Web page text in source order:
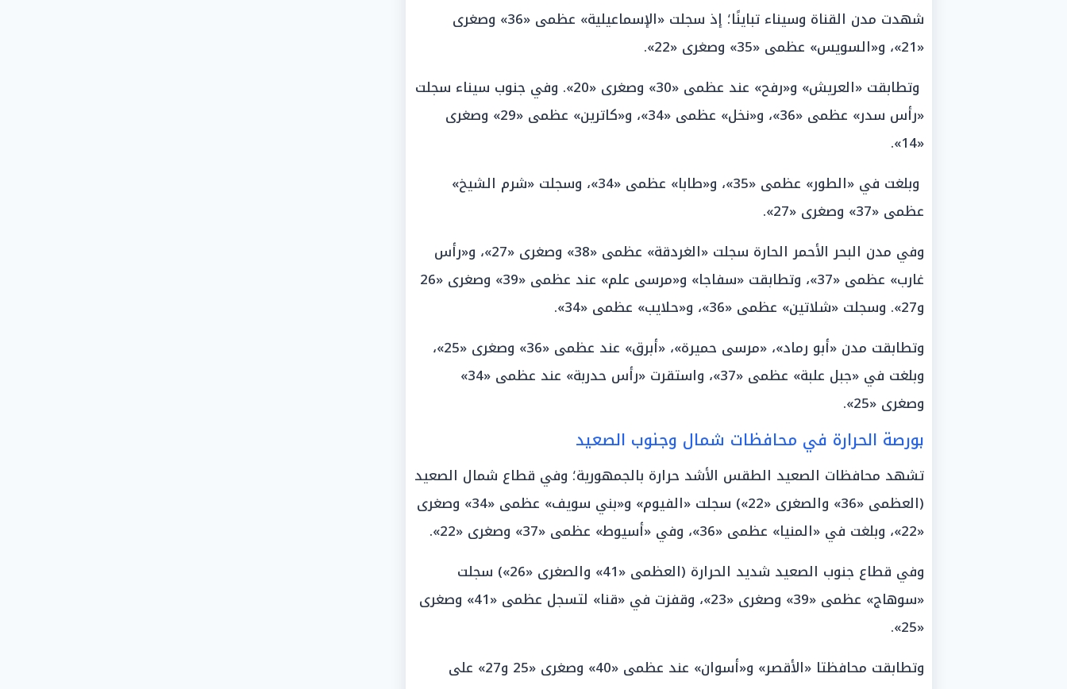
شهدت مدن القناة وسيناء تباينًا؛ إذ سجلت «الإسماعيلية» عظمى «36» وصغرى
«21»، و«السويس» عظمى «35» وصغرى «22».
وتطابقت «العريش» و«رفح» عند عظمى «30» وصغرى «20». وفي جنوب سيناء سجلت
«رأس سدر» عظمى «36»، و«نخل» عظمى «34»، و«كاترين» عظمى «29» وصغرى
«14».
وبلغت في «الطور» عظمى «35»، و«طابا» عظمى «34»، وسجلت «شرم الشيخ»
عظمى «37» وصغرى «27».
وفي مدن البحر الأحمر الحارة سجلت «الغردقة» عظمى «38» وصغرى «27»، و«رأس
غارب» عظمى «37»، وتطابقت «سفاجا» و«مرسى علم» عند عظمى «39» وصغرى «26
و27». وسجلت «شلاتين» عظمى «36»، و«حلايب» عظمى «34».
وتطابقت مدن «أبو رماد»، «مرسى حميرة»، «أبرق» عند عظمى «36» وصغرى «25»،
وبلغت في «جبل علبة» عظمى «37»، واستقرت «رأس حدربة» عند عظمى «34»
وصغرى «25».
بورصة الحرارة في محافظات شمال وجنوب الصعيد
تشهد محافظات الصعيد الطقس الأشد حرارة بالجمهورية؛ وفي قطاع شمال الصعيد
(العظمى «36» والصغرى «22») سجلت «الفيوم» و«بني سويف» عظمى «34» وصغرى
«22»، وبلغت في «المنيا» عظمى «36»، وفي «أسيوط» عظمى «37» وصغرى «22».
وفي قطاع جنوب الصعيد شديد الحرارة (العظمى «41» والصغرى «26») سجلت
«سوهاج» عظمى «39» وصغرى «23»، وقفزت في «قنا» لتسجل عظمى «41» وصغرى
«25».
وتطابقت محافظتا «الأقصر» و«أسوان» عند عظمى «40» وصغرى «25 و27» على